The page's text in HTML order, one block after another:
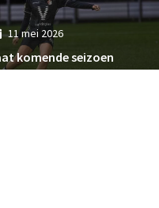
11 mei 2026
komende seizoen